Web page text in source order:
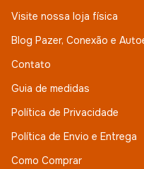
Visite nossa loja física
Blog Pazer, Conexão e
Contato
Guia de medidas
Política de Privacidade
Política de Envio e Entrega
Como Comprar